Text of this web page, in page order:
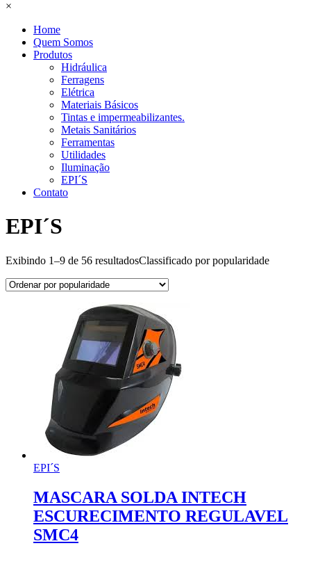
×
Home
Quem Somos
Produtos
Hidráulica
Ferragens
Elétrica
Materiais Básicos
Tintas e impermeabilizantes.
Metais Sanitários
Ferramentas
Utilidades
Iluminação
EPI´S
Contato
EPI´S
Exibindo 1–9 de 56 resultadosClassificado por popularidade
EPI´S
MASCARA SOLDA INTECH
ESCURECIMENTO REGULAVEL
SMC4